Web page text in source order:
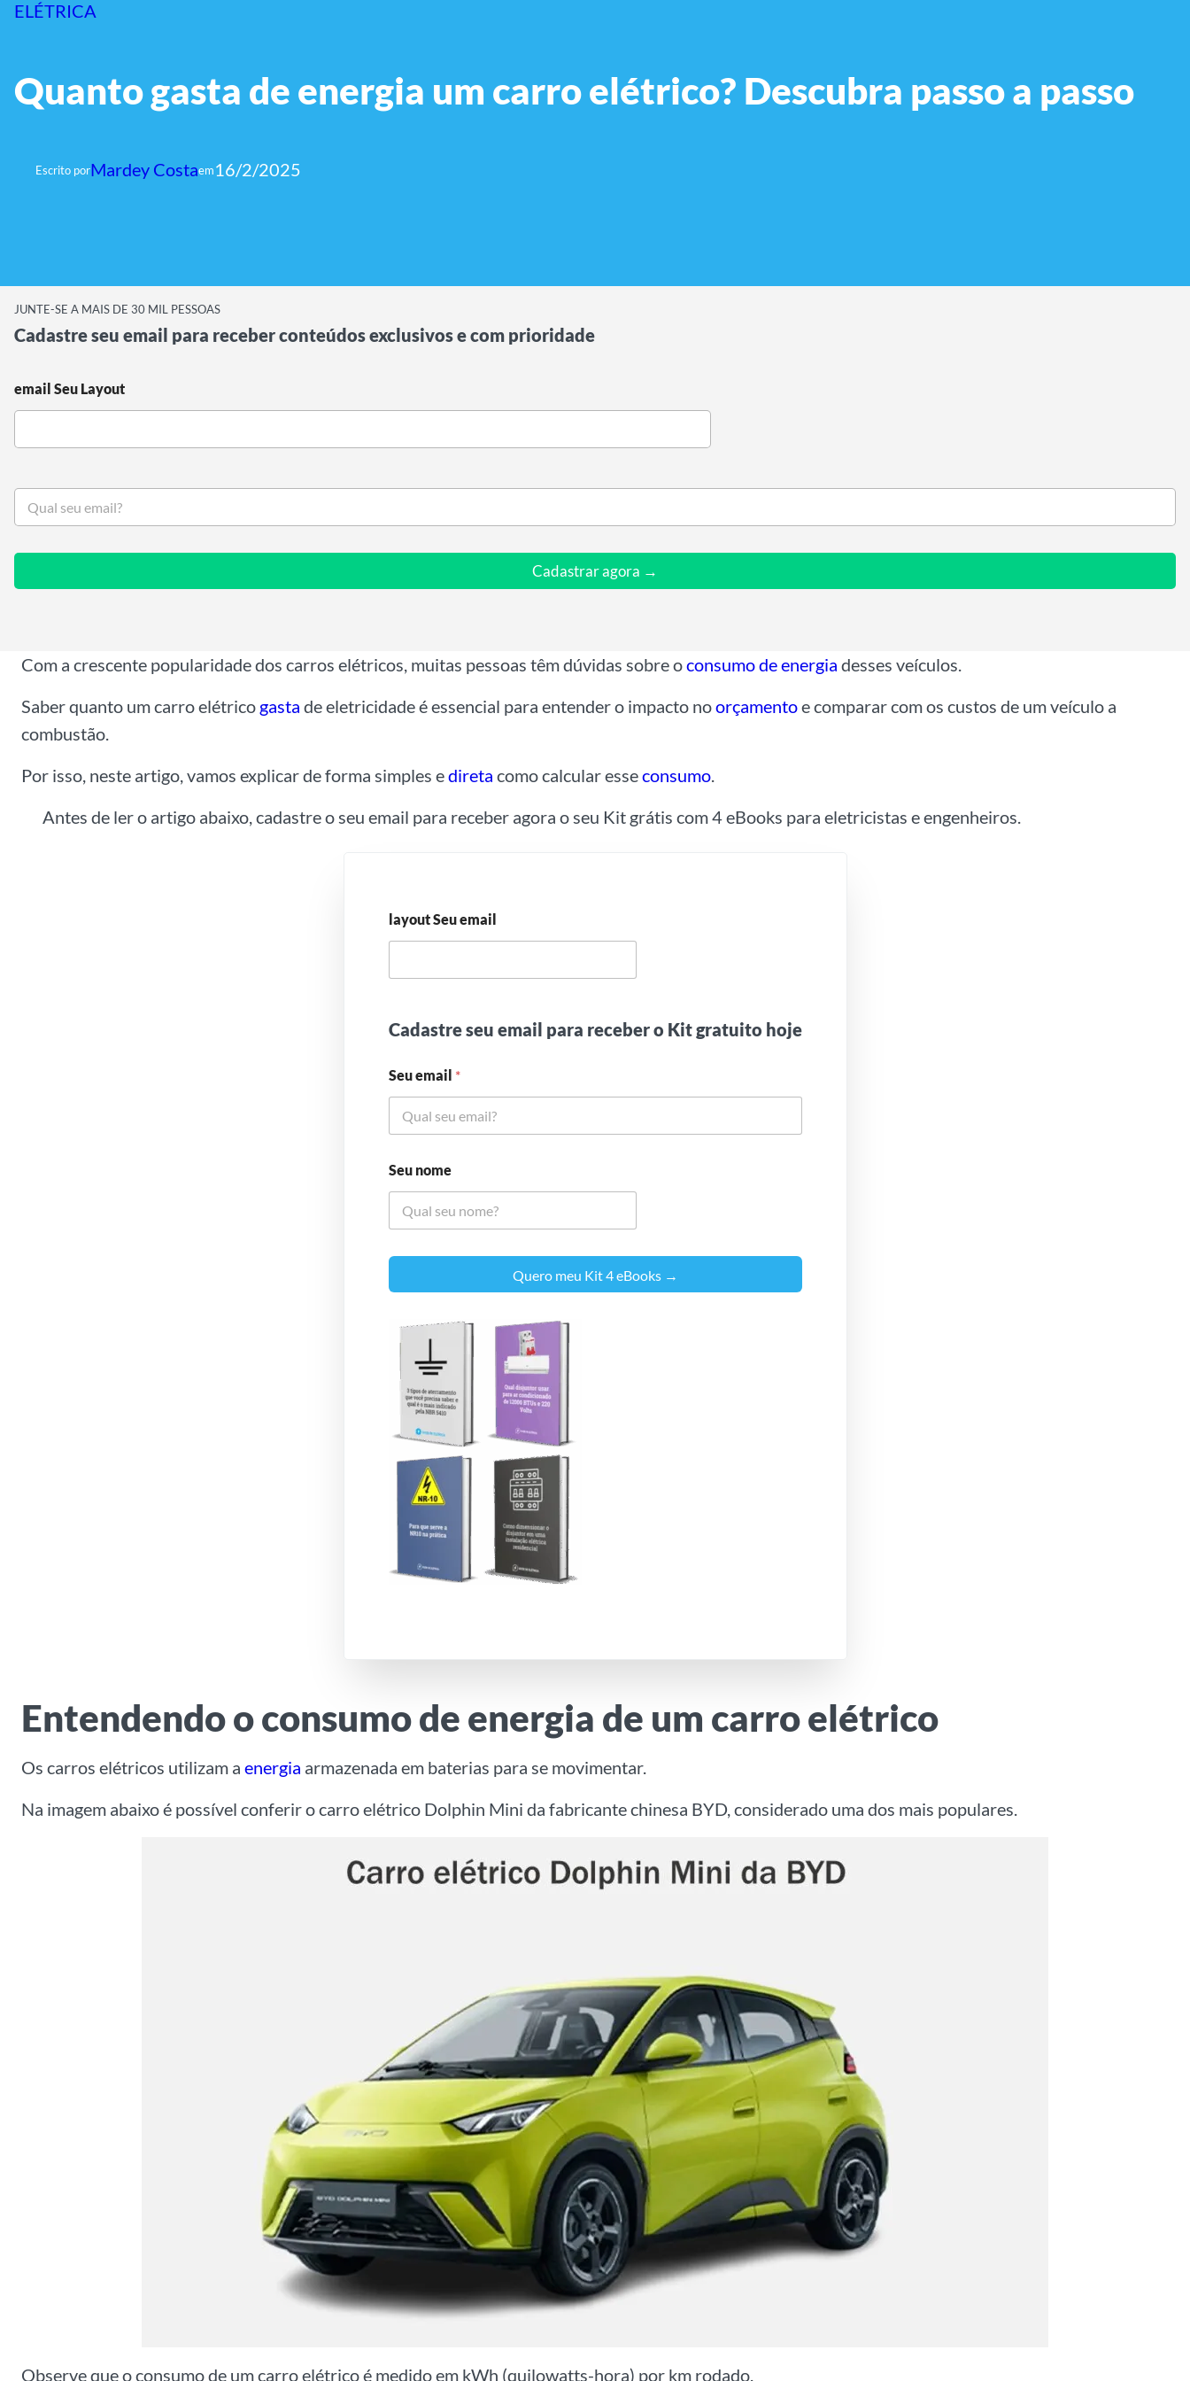
ELÉTRICA
Quanto gasta de energia um carro elétrico? Descubra passo a passo
Escrito porMardey Costaem16/2/2025
JUNTE-SE A MAIS DE 30 MIL PESSOAS
Cadastre seu email para receber conteúdos exclusivos e com prioridade
email Seu Layout
S
u
Cadastrar agora →
Com a crescente popularidade dos carros elétricos, muitas pessoas têm dúvidas sobre oconsumo de energia desses veículos.
Saber quanto um carro elétrico gasta de eletricidade é essencial para entender o impacto noorçamentoe comparar com os custos de um veículo a
combustão.
Por isso, neste artigo, vamos explicar de forma simples edireta como calcular esseconsumo.
Antes de ler o artigo abaixo, cadastre o seu email para receber agora o seu Kit grátis com 4 eBooks para eletricistas e engenheiros.
layout Seu email
Cadastre seu email para receber o Kit gratuito hoje
Seu email *
Seu nome
Quero meu Kit 4 eBooks →
Entendendo o consumo de energia de um carro elétrico
Os carros elétricos utilizam a energia armazenada em baterias para se movimentar.
Na imagem abaixo é possível conferir o carro elétrico Dolphin Mini da fabricante chinesa BYD, considerado uma dos mais populares.
Observe que o consumo de um carro elétrico é medido em kWh (quilowatts-hora) por km rodado.